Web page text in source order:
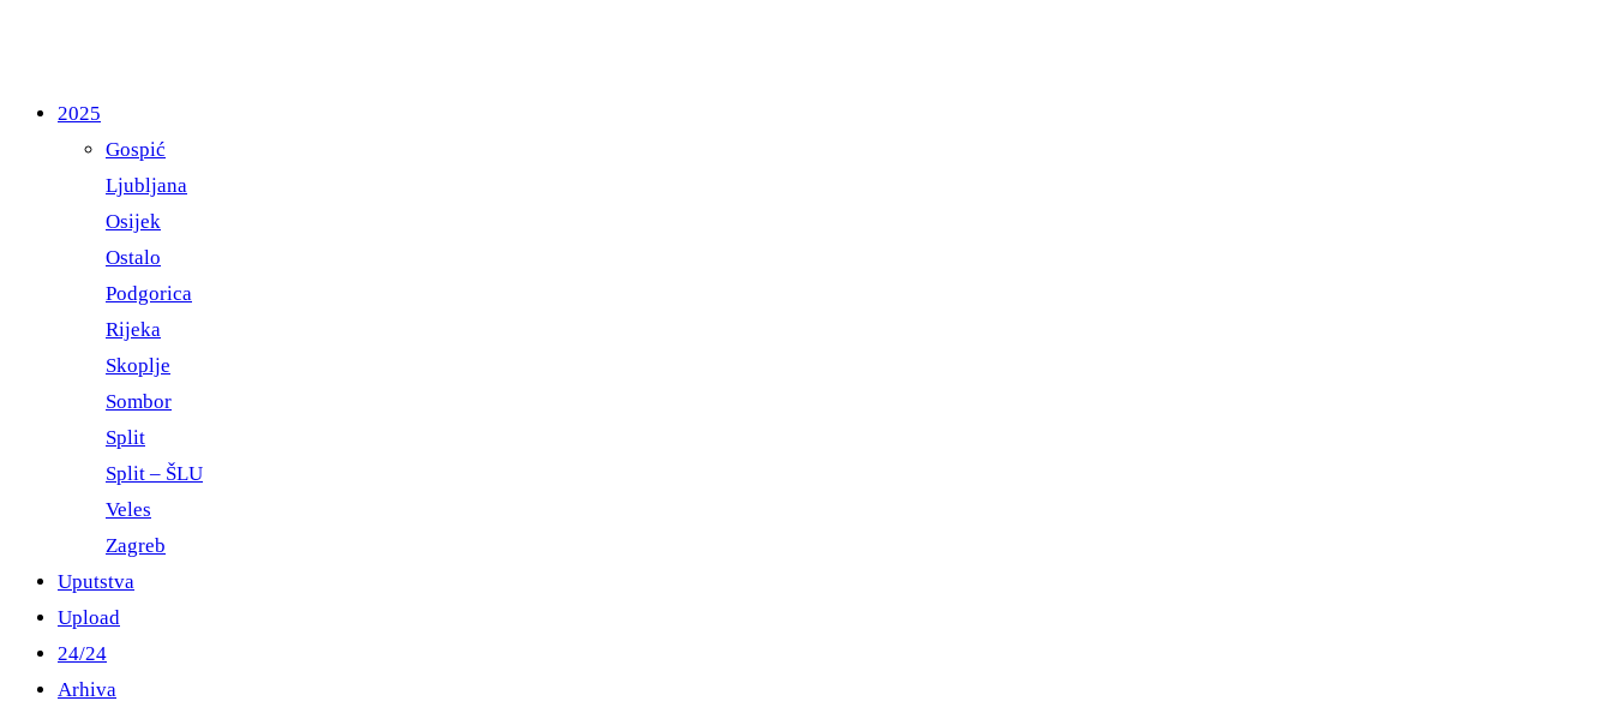
2025
Gospić
Ljubljana
Osijek
Ostalo
Podgorica
Rijeka
Skoplje
Sombor
Split
Split – ŠLU
Veles
Zagreb
Uputstva
Upload
24/24
Arhiva